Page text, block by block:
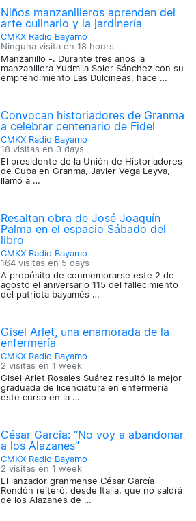
Niños manzanilleros aprenden del
arte culinario y la jardinería
CMKX Radio Bayamo
Ninguna visita en 18 hours
Manzanillo -. Durante tres años la
manzanillera Yudmila Soler Sánchez con su
emprendimiento Las Dulcineas, hace …
Convocan historiadores de Granma
a celebrar centenario de Fidel
CMKX Radio Bayamo
18 visitas en 3 days
El presidente de la Unión de Historiadores
de Cuba en Granma, Javier Vega Leyva,
llamó a …
Resaltan obra de José Joaquín
Palma en el espacio Sábado del
libro
CMKX Radio Bayamo
164 visitas en 5 days
A propósito de conmemorarse este 2 de
agosto el aniversario 115 del fallecimiento
del patriota bayamés …
Gisel Arlet, una enamorada de la
enfermería
CMKX Radio Bayamo
2 visitas en 1 week
Gisel Arlet Rosales Suárez resultó la mejor
graduada de licenciatura en enfermería
este curso en la …
César García: “No voy a abandonar
a los Alazanes”
CMKX Radio Bayamo
2 visitas en 1 week
El lanzador granmense César García
Rondón reiteró, desde Italia, que no saldrá
de los Alazanes de …